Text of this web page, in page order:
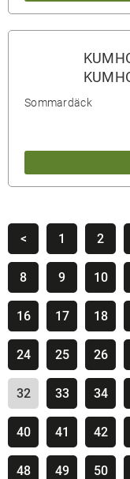
Sommardäck
< 1 2
8 9 10
16 17 18
24 25 26
32 33 34
40 41 42
48 49 50